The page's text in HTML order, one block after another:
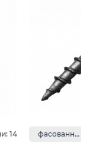
14 фасованные